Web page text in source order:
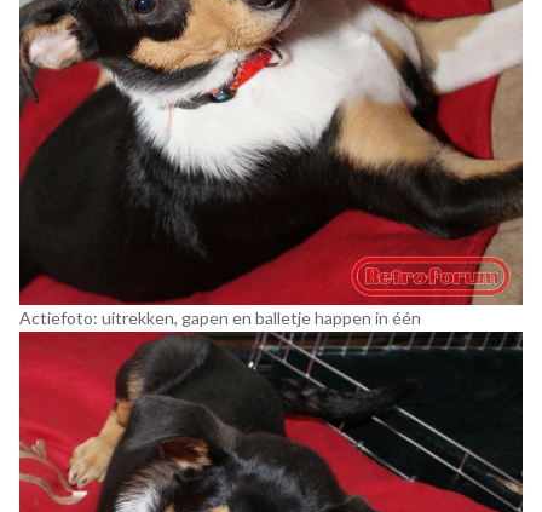
Actiefoto: uitrekken, gapen en balletje happen in één